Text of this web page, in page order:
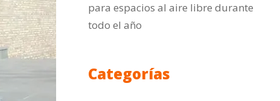
para espacios al aire libre durante
todo el año
Categorías